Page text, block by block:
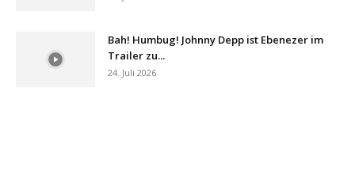
Bah! Humbug! Johnny Depp ist Ebenezer im
Trailer zu...
24. Juli 2026